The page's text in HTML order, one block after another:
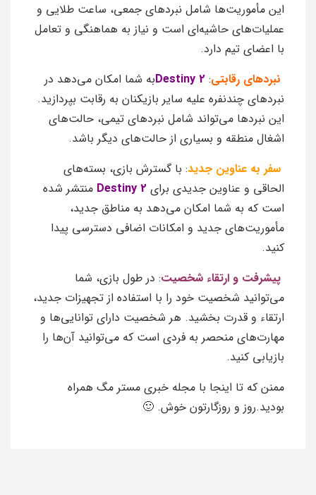
این مأموریت‌ها شامل نبردهای جمعی، ساعت طلایی و
عملیات‌های حاشیه‌ای است و نیاز به هماهنگی و تعامل
با اعضای تیم دارد.
نبردهای رقابتی:
Destiny 2به شما امکان می‌دهد در
نبردهای چندنفره علیه سایر بازیکنان به رقابت بپردازید.
این نبردها می‌تواند شامل نبردهای تیمی، حالت‌های
اشغال منطقه و بسیاری از حالت‌های دیگر باشد.
سفر به عناوین جدید: با گسترش بازی، بسته‌های
الحاقی و عناوین جدیدی برای Destiny 2 منتشر شده
است که به شما امکان می‌دهد به مناطق جدید،
مأموریت‌های جدید و امکانات اضافی دسترسی پیدا
کنید.
پیشرفت و ارتقاء شخصیت: در طول بازی، شما
می‌توانید شخصیت خود را با استفاده از تجهیزات جدید،
ارتقاء و قدرت بخشید. هر شخصیت دارای توانایی‌ها و
مهارت‌های منحصر به فردی است که می‌توانید آن‌ها را
بازیابی کنید.
ممنن که تا اینجا با مجله خبری مستر مگ همراه
بودید.روز و روزگارتون خوش. 🙂